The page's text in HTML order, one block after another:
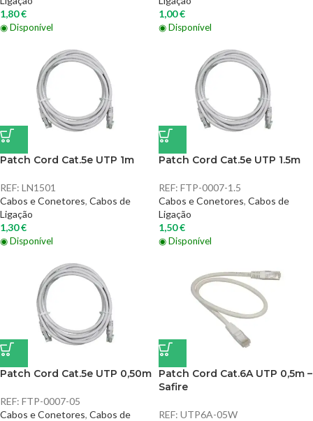
1,80€
◉ Disponível
1,00€
◉ Disponível
Patch Cord Cat.5e UTP 1m
REF: LN1501
Cabos e Conetores, Cabos de
Ligação
1,30€
◉ Disponível
Patch Cord Cat.5e UTP 1.5m
REF: FTP-0007-1.5
Cabos e Conetores, Cabos de
Ligação
1,50€
◉ Disponível
Patch Cord Cat.5e UTP 0,50m
REF: FTP-0007-05
Cabos e Conetores, Cabos de
Patch Cord Cat.6A UTP 0,5m –
Safire
REF: UTP6A-05W